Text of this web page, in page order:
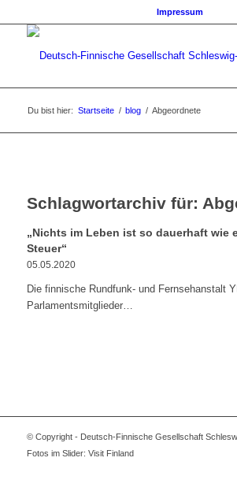
Impressum
Du bist hier: Startseite / blog / Abgeordnete
Schlagwortarchiv für:
„Nichts im Leben ist so dauerhaft wie
Steuer“
05.05.2020
Die finnische Rundfunk- und Fernsehanstalt
Parlamentsmitglieder…
© Copyright - Deutsch-Finnische Gesellschaft
Fotos im Slider: Visit Finland